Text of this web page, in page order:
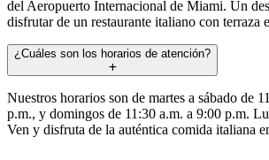
del Aeropuerto Internacional de Miami. Un
disfrutar de un restaurante italiano con terraza
¿Cuáles son los horarios de atención?
Nuestros horarios son de martes a sábado de
p.m., y domingos de 11:30 a.m. a 9:00 p.m.
Ven y disfruta de la auténtica comida italiana